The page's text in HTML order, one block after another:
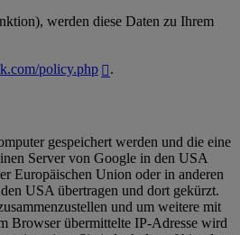
werden diese Daten zu Ihrem
policy.php .
gespeichert werden und die eine
Server von Google in den USA
Europäischen Union oder in anderen
USA übertragen und dort gekürzt.
und um weitere mit
Browser übermittelte IP-Adresse wird